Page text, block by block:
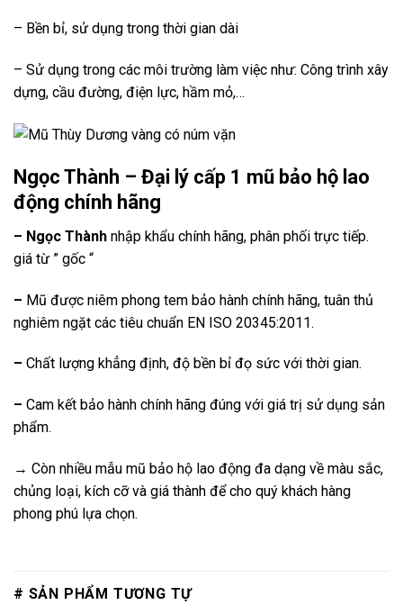
– Bền bỉ, sử dụng trong thời gian dài
– Sử dụng trong các môi trường làm việc như: Công trình xây
dựng, cầu đường, điện lực, hầm mỏ,…
Ngọc Thành – Đại lý cấp 1 mũ bảo hộ lao
động chính hãng
– Ngọc Thành nhập khẩu chính hãng, phân phối trực tiếp.
giá từ ” gốc “
– Mũ được niêm phong tem bảo hành chính hãng, tuân thủ
nghiêm ngặt các tiêu chuẩn EN ISO 20345:2011.
– Chất lượng khẳng định, độ bền bỉ đọ sức với thời gian.
– Cam kết bảo hành chính hãng đúng với giá trị sử dụng sản
phẩm.
→ Còn nhiều mẫu mũ bảo hộ lao động đa dạng về màu sắc,
chủng loại, kích cỡ và giá thành để cho quý khách hàng
phong phú lựa chọn.
# SẢN PHẨM TƯƠNG TỰ